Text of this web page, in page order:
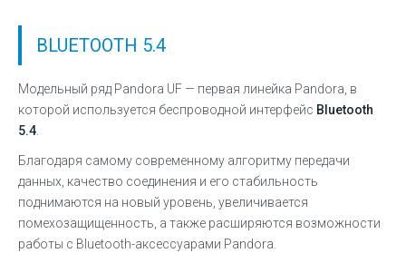
BLUETOOTH 5.4
Модельный ряд Pandora UF — первая линейка Pandora, в
которой используется беспроводной интерфейс Bluetooth
5.4
Благодаря самому современному алгоритму передачи
данных, качество соединения и его стабильность
поднимаются на новый уровень, увеличивается
помехозащищенность, а также расширяются возможности
работы с Bluetooth-аксессуарами Pandora.